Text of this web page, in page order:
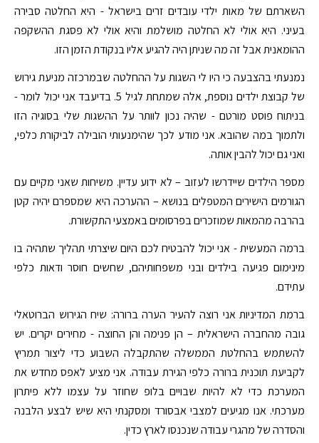
השארתם של מאות ילדי עובדים זרים בישראל - היא החלטה סבירה
בעיני. היא אולי לא החלטה מושלמת והיא אולי לא פסגת ההשקפה
ההומאנית אבל זה מה שניתן היה להגיע אליו בנקודת הזמן הזו.
נמנעתי בהצבעה כי היו לי השגות על ההחלטה שבמרכזה מניעת גירוש
של קבוצת ילדים נוספת, אלה שמתחת לגיל 5. בדיעבד אני יכול לומר -
בניתוח פוסט מורטם - שהיה נכון לוותר על ההשגות שלי בסוגיה הזו
ולתמוך במה שהובא. אני מודע לכך שהימנעותי הובילה לביקורת כלפי,
ואני גם יכול להבין אותה.
מספר הילדים שיידרשו לעזוב – לא ידוע עדיין. משיחות שאני מקיים עם
הגורמים הישירים המטפלים בנושא – ההערכה היא שמספרם יהיה קטן
בהרבה מהמאות שמוזכרים בפרסומים באמצעי התקשורת.
ברמה המעשית - אני יכול להבטיח לכם היום שיצרתי תהליך שתהיה בו
מינימום פגיעה בילדים ובני משפחותיהם, שחשים חוסר ודאות כלפי
עתידם.
ברמת המדיניות אני רוצה להעיר הערה ברורה: שיח הגירוש הברוטאלי
גובה מהחברה הישראלית – הן פנימה והן החוצה - מחירים יקרים. יש
להשתמש בהחלטת הממשלה שהתקבלה השבוע כדי ליצור תמריץ
לקביעת תוכנית ברורה כלפי הגירת עבודה. אני מציע לאפס מחדש את
המערכת כדי לא להיות שבויים בלופ שחוזר על עצמו ללא פיתרון
מערכתי. אנו מגיעים למצבי אבסורד ומסקנתי היא שיש לבצע הלבנה
והסדרה של מהגרי עבודה שנכנסו לארץ כדין.